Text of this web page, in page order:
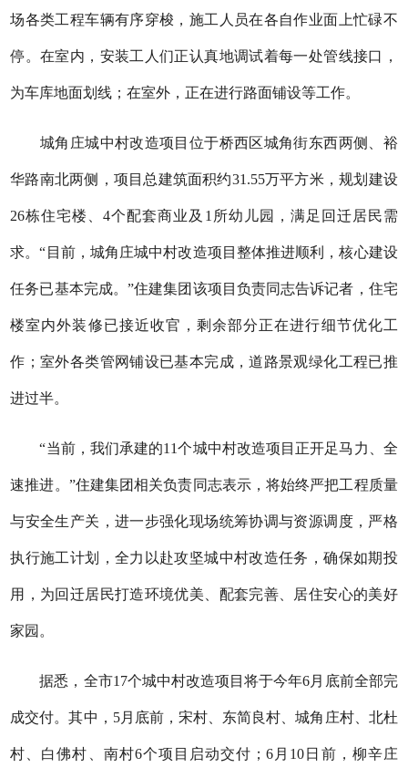
场各类工程车辆有序穿梭，施工人员在各自作业面上忙碌不
停。在室内，安装工人们正认真地调试着每一处管线接口，
为车库地面划线；在室外，正在进行路面铺设等工作。
城角庄城中村改造项目位于桥西区城角街东西两侧、裕
华路南北两侧，项目总建筑面积约31.55万平方米，规划建设
26栋住宅楼、4个配套商业及1所幼儿园，满足回迁居民需
求。“目前，城角庄城中村改造项目整体推进顺利，核心建设
任务已基本完成。”住建集团该项目负责同志告诉记者，住宅
楼室内外装修已接近收官，剩余部分正在进行细节优化工
作；室外各类管网铺设已基本完成，道路景观绿化工程已推
进过半。
“当前，我们承建的11个城中村改造项目正开足马力、全
速推进。”住建集团相关负责同志表示，将始终严把工程质量
与安全生产关，进一步强化现场统筹协调与资源调度，严格
执行施工计划，全力以赴攻坚城中村改造任务，确保如期投
用，为回迁居民打造环境优美、配套完善、居住安心的美好
家园。
据悉，全市17个城中村改造项目将于今年6月底前全部完
成交付。其中，5月底前，宋村、东简良村、城角庄村、北杜
村、白佛村、南村6个项目启动交付；6月10日前，柳辛庄